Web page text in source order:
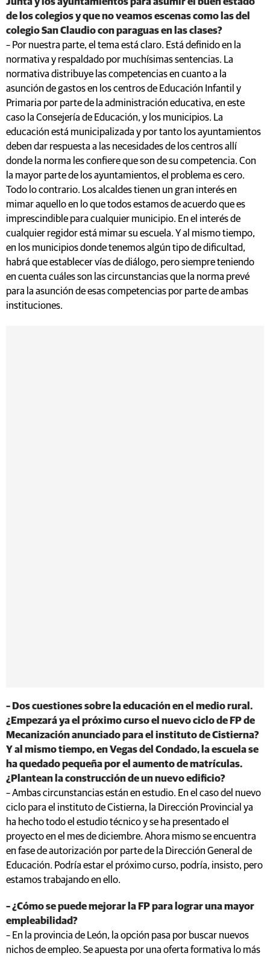
de los colegios y que no veamos escenas como las del
colegio San Claudio con paraguas en las clases?
– Por nuestra parte, el tema está claro. Está definido en la
normativa y respaldado por muchísimas sentencias. La
normativa distribuye las competencias en cuanto a la
asunción de gastos en los centros de Educación Infantil y
Primaria por parte de la administración educativa, en este
caso la Consejería de Educación, y los municipios. La
educación está municipalizada y por tanto los ayuntamientos
deben dar respuesta a las necesidades de los centros allí
donde la norma les confiere que son de su competencia. Con
la mayor parte de los ayuntamientos, el problema es cero.
Todo lo contrario. Los alcaldes tienen un gran interés en
mimar aquello en lo que todos estamos de acuerdo que es
imprescindible para cualquier municipio. En el interés de
cualquier regidor está mimar su escuela. Y al mismo tiempo,
en los municipios donde tenemos algún tipo de dificultad,
habrá que establecer vías de diálogo, pero siempre teniendo
en cuenta cuáles son las circunstancias que la norma prevé
para la asunción de esas competencias por parte de ambas
instituciones.
– Dos cuestiones sobre la educación en el medio rural.
¿Empezará ya el próximo curso el nuevo ciclo de FP de
Mecanización anunciado para el instituto de Cistierna?
Y al mismo tiempo, en Vegas del Condado, la escuela se
ha quedado pequeña por el aumento de matrículas.
¿Plantean la construcción de un nuevo edificio?
– Ambas circunstancias están en estudio. En el caso del nuevo
ciclo para el instituto de Cistierna, la Dirección Provincial ya
ha hecho todo el estudio técnico y se ha presentado el
proyecto en el mes de diciembre. Ahora mismo se encuentra
en fase de autorización por parte de la Dirección General de
Educación. Podría estar el próximo curso, podría, insisto, pero
estamos trabajando en ello.
– ¿Cómo se puede mejorar la FP para lograr una mayor
empleabilidad?
– En la provincia de León, la opción pasa por buscar nuevos
nichos de empleo. Se apuesta por una oferta formativa lo más